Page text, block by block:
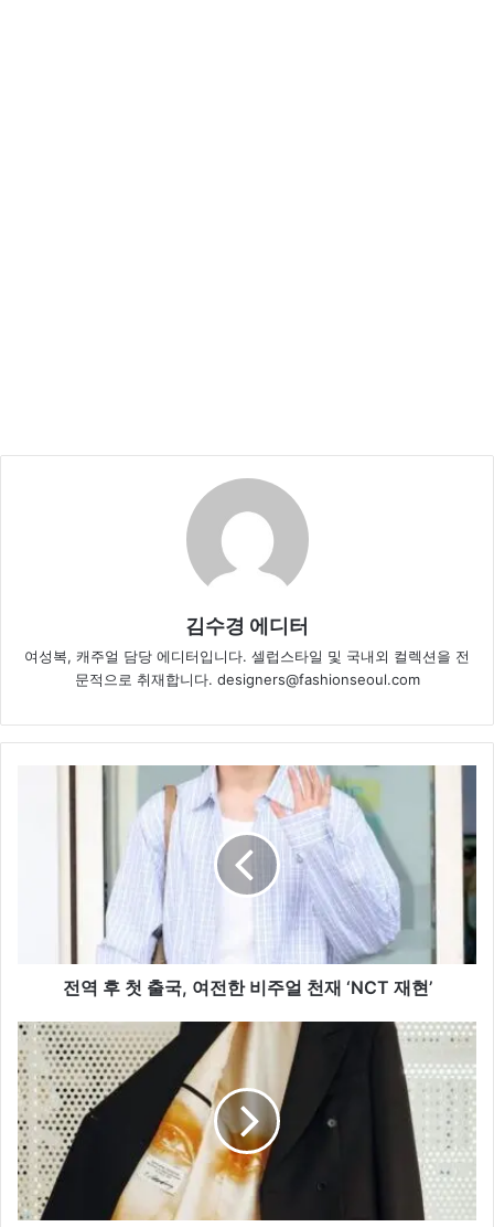
김수경 에디터
여성복, 캐주얼 담당 에디터입니다. 셀럽스타일 및 국내외 컬렉션을 전
문적으로 취재합니다. designers@fashionseoul.com
얼
천
재
‘NCT
재
현’
전역 후 첫 출국, 여전한 비주얼 천재 ‘NCT 재현’
보
스,
거
장
‘카
타
리
나
지